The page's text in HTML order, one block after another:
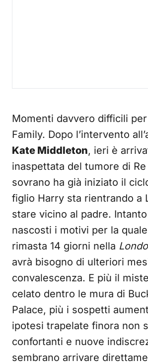
Momenti davvero difficili per
Family. Dopo l’intervento
Kate Middleton, ieri è
inaspettata del tumore di Re
sovrano ha già iniziato il
figlio Harry sta rientrando a
stare vicino al padre.
nascosti i motivi per la
rimasta 14 giorni nella
avrà bisogno di ulteriori
convalescenza. E più il
celato dentro le mura di
Palace, più i sospetti
ipotesi trapelate finora non
confortanti e nuove
sembrano arrivare